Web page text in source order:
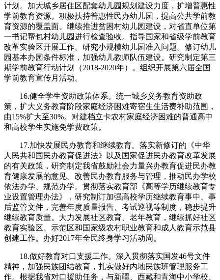
计划。加大城乡居住区配套幼儿园规划建设力度，扩增普惠性
学前教育资源。积极扶持普惠性民办幼儿园，提高公共学前教
育资源的覆盖面。继续推进贫困村幼儿园建设，对省直单位第
一书记帮包村幼儿园进行检查验收。指导国家和省级学前教育
改革实验区开展工作。研究小规模幼儿园准入问题。修订幼儿
园基本办园条件标准，加强幼儿教师队伍建设。研究制定第三
期学前教育行动计划（2018-2020年）。组织开展第六届全国
学前教育宣传月活动。
16.健全学生资助政策体系。统一城乡义务教育资助政
策，扩大义务教育阶段家庭经济困难寄宿生生活费补助范围，
由15%扩大至30%。对建档立卡农村家庭经济困难的普通高中
和高校学生实施免学费政策。
17.加快发展民办教育和继续教育。落实新修订的《中华
人民共和国民办教育促进法》以及国家促进民办教育改革发展
的有关政策，研究制定我省鼓励社会力量兴办教育促进民办教
育健康发展的意见。改善民办教育服务与管理，推动民办学校
依法办学、规范办学。贯彻落实教育部《高等学历继续教育专
业设置管理办法》，研究制订加强高校学历继续教育事中、事
后监管文件，完善年度质量报告、考试巡视等制度，稳步提升
继续教育质量。大力发展社区教育、老年教育，继续抓好社区
教育实验区、示范区和国家级农村职业教育和成人教育示范县
创建工作。办好2017年全民终身学习活动周。
18.做好教育对口支援工作。深入贯彻落实国发46号文件
精神，加强民族团结教育，扎实做好内地民族班管理服务工
作。根据我省对口援助任务，与新疆、西藏和青海中小学校、